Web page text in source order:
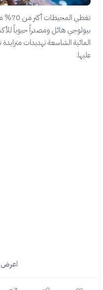
تغطي
بيولوجي هائل ومصدراً حيوياً
المائية الشاسعة تهديدات
عليها.
اعرض